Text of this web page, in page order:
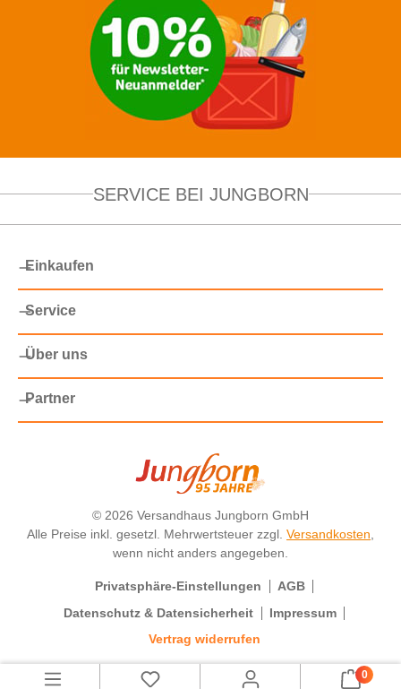
SERVICE BEI JUNGBORN
Einkaufen
Service
Über uns
Partner
© 2026 Versandhaus Jungborn GmbH
Alle Preise inkl. gesetzl. Mehrwertsteuer zzgl. Versandkosten,
wenn nicht anders angegeben.
Privatsphäre-Einstellungen
AGB
Datenschutz & Datensicherheit
Impressum
Vertrag widerrufen
0